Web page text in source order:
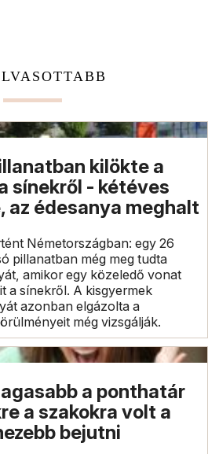
kilökte a
sínekről - kétéves
az édesanya meghalt
Németországban: egy 26
pillanatban még meg tudta
amikor egy közeledő vonat
a sínekről. A kisgyermek
azonban elgázolta a
még vizsgálják.
a ponthatár
a szakokra volt a
bejutni